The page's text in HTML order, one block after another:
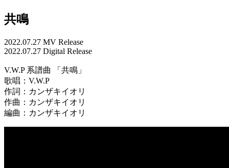
共鳴
2022.07.27 MV Release
2022.07.27 Digital Release
V.W.P 系譜曲 「共鳴」
歌唱：V.W.P
作詞：カンザキイオリ
作曲：カンザキイオリ
編曲：カンザキイオリ